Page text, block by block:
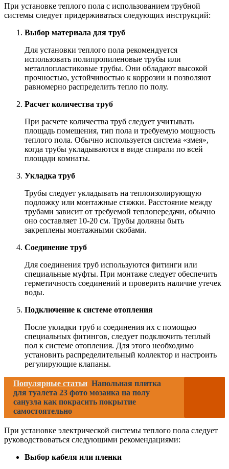
При установке теплого пола с использованием трубной
системы следует придерживаться следующих инструкций:
Выбор материала для труб
Для установки теплого пола рекомендуется
использовать полипропиленовые трубы или
металлопластиковые трубы. Они обладают высокой
прочностью, устойчивостью к коррозии и позволяют
равномерно распределить тепло по полу.
Расчет количества труб
При расчете количества труб следует учитывать
площадь помещения, тип пола и требуемую мощность
теплого пола. Обычно используется система «змея»,
когда трубы укладываются в виде спирали по всей
площади комнаты.
Укладка труб
Трубы следует укладывать на теплоизолирующую
подложку или монтажные стяжки. Расстояние между
трубами зависит от требуемой теплопередачи, обычно
оно составляет 10-20 см. Трубы должны быть
закреплены монтажными скобами.
Соединение труб
Для соединения труб используются фитинги или
специальные муфты. При монтаже следует обеспечить
герметичность соединений и проверить наличие утечек
воды.
Подключение к системе отопления
После укладки труб и соединения их с помощью
специальных фитингов, следует подключить теплый
пол к системе отопления. Для этого необходимо
установить распределительный коллектор и настроить
регулирующие клапаны.
Популярные статьи Напольная плитка
для туалета 23 фото мозаика на полу
санузла как покрасить покрытие
самостоятельно
При установке электрической системы теплого пола следует
руководствоваться следующими рекомендациями:
Выбор кабеля или пленки